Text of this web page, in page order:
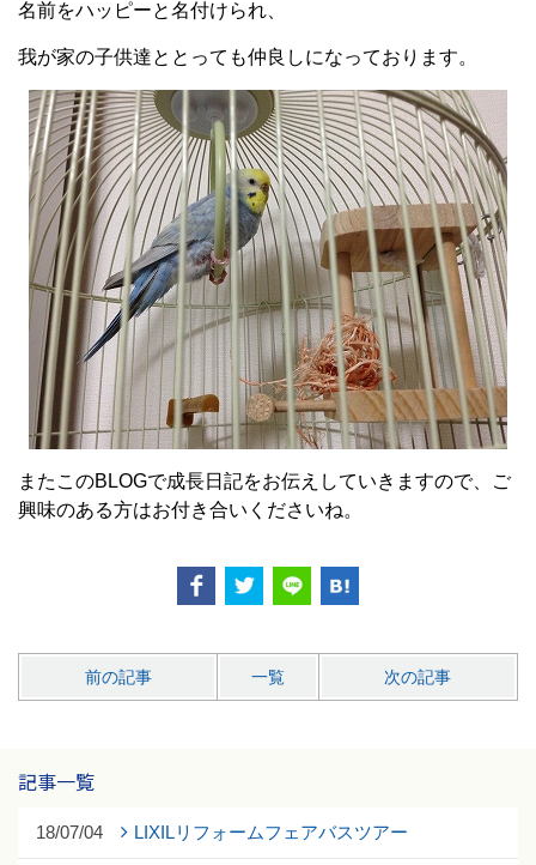
名前をハッピーと名付けられ、
我が家の子供達ととっても仲良しになっております。
またこのBLOGで成長日記をお伝えしていきますので、ご
興味のある方はお付き合いくださいね。
前の記事 一覧 次の記事
記事一覧
18/07/04 LIXILリフォームフェアバスツアー